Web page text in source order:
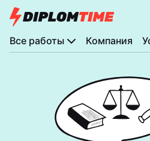
Все работы Компания